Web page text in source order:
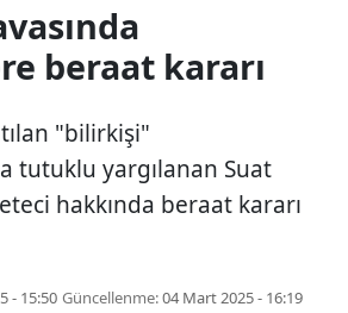
beraat kararı
"bilirkişi"
tutuklu yargılanan Suat
hakkında beraat kararı
- 15:50 Güncellenme:04 Mart 2025 - 16:19